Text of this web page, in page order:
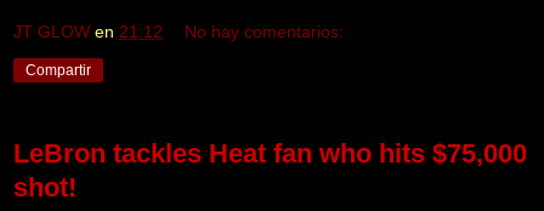
JT GLOW en 21:12 No hay comentarios:
Compartir
LeBron tackles Heat fan who hits $75,000
shot!